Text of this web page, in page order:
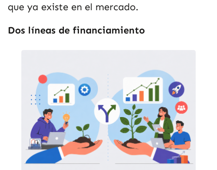
que ya existe en el mercado.
Dos líneas de financiamiento